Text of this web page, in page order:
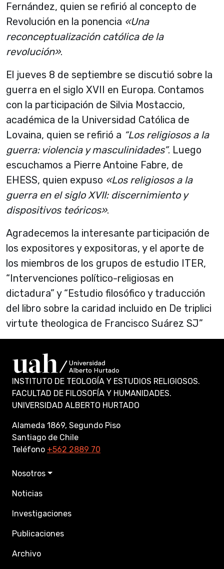
Fernández, quien se refirió al concepto de
Revolución en la ponencia «Una
reconceptualización católica de la
revolución».
El jueves 8 de septiembre se discutió sobre la
guerra en el siglo XVII en Europa. Contamos
con la participación de Silvia Mostaccio,
académica de la Universidad Católica de
Lovaina, quien se refirió a “Los religiosos a la
guerra: violencia y masculinidades”. Luego
escuchamos a Pierre Antoine Fabre, de
EHESS, quien expuso «Los religiosos a la
guerra en el siglo XVII: discernimiento y
dispositivos teóricos».
Agradecemos la interesante participación de
los expositores y expositoras, y el aporte de
los miembros de los grupos de estudio ITER,
“Intervenciones político-religiosas en
dictadura” y “Estudio filosófico y traducción
del libro sobre la caridad incluido en De triplici
virtute theologica de Francisco Suárez SJ”
INSTITUTO DE TEOLOGÍA Y ESTUDIOS RELIGIOSOS.
FACULTAD DE FILOSOFÍA Y HUMANIDADES.
UNIVERSIDAD ALBERTO HURTADO
Alameda 1869, Segundo Piso
Santiago de Chile
Teléfono +562 2889 70
Nosotros
Noticias
Investigaciones
Publicaciones
Archivo